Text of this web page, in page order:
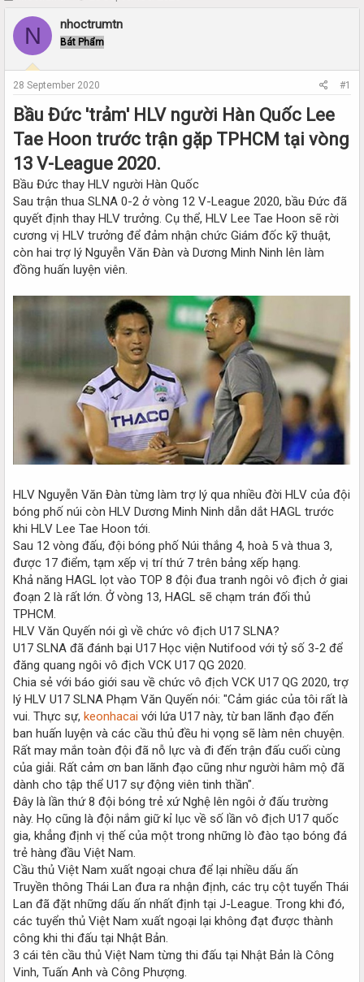
r
a
d
s
a
e
a
r
d
a
e
N nhoctrumtn
Bát Phẩm
28 September 2020 #1
Bầu Đức 'trảm' HLV người Hàn Quốc Lee
Tae Hoon trước trận gặp TPHCM tại vòng
13 V-League 2020.
Bầu Đức thay HLV người Hàn Quốc
Sau trận thua SLNA 0-2 ở vòng 12 V-League 2020, bầu Đức đã
quyết định thay HLV trưởng. Cụ thể, HLV Lee Tae Hoon sẽ rời
cương vị HLV trưởng để đảm nhận chức Giám đốc kỹ thuật,
còn hai trợ lý Nguyễn Văn Đàn và Dương Minh Ninh lên làm
đồng huấn luyện viên.
HLV Nguyễn Văn Đàn từng làm trợ lý qua nhiều đời HLV của đội
bóng phố núi còn HLV Dương Minh Ninh dẫn dắt HAGL trước
khi HLV Lee Tae Hoon tới.
Sau 12 vòng đấu, đội bóng phố Núi thắng 4, hoà 5 và thua 3,
được 17 điểm, tạm xếp vị trí thứ 7 trên bảng xếp hạng.
Khả năng HAGL lọt vào TOP 8 đội đua tranh ngôi vô địch ở giai
đoạn 2 là rất lớn. Ở vòng 13, HAGL sẽ chạm trán đối thủ
TPHCM.
HLV Văn Quyến nói gì về chức vô địch U17 SLNA?
U17 SLNA đã đánh bại U17 Học viện Nutifood với tỷ số 3-2 để
đăng quang ngôi vô địch VCK U17 QG 2020.
Chia sẻ với báo giới sau về chức vô địch VCK U17 QG 2020, trợ
lý HLV U17 SLNA Phạm Văn Quyến nói: "Cảm giác của tôi rất là
vui. Thực sự, keonhacai với lứa U17 này, từ ban lãnh đạo đến
ban huấn luyện và các cầu thủ đều hi vọng sẽ làm nên chuyện.
Rất may mắn toàn đội đã nỗ lực và đi đến trận đấu cuối cùng
của giải. Rất cảm ơn ban lãnh đạo cũng như người hâm mộ đã
dành cho tập thể U17 sự động viên tinh thần".
Đây là lần thứ 8 đội bóng trẻ xứ Nghệ lên ngôi ở đấu trường
này. Họ cũng là đội nắm giữ kỉ lục về số lần vô địch U17 quốc
gia, khẳng định vị thế của một trong những lò đào tạo bóng đá
trẻ hàng đầu Việt Nam.
Cầu thủ Việt Nam xuất ngoại chưa để lại nhiều dấu ấn
Truyền thông Thái Lan đưa ra nhận định, các trụ cột tuyển Thái
Lan đã đặt những dấu ấn nhất định tại J-League. Trong khi đó,
các tuyển thủ Việt Nam xuất ngoại lại không đạt được thành
công khi thi đấu tại Nhật Bản.
3 cái tên cầu thủ Việt Nam từng thi đấu tại Nhật Bản là Công
Vinh, Tuấn Anh và Công Phượng.